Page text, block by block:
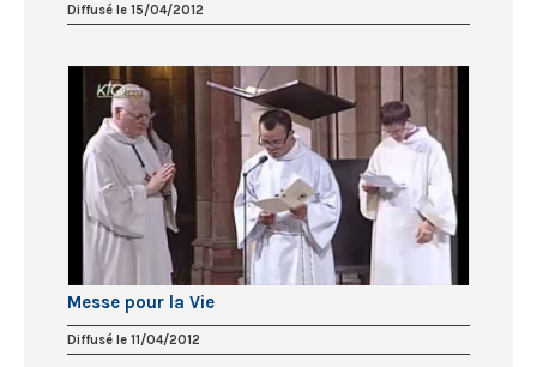
Diffusé le 15/04/2012
Messe pour la Vie
Diffusé le 11/04/2012